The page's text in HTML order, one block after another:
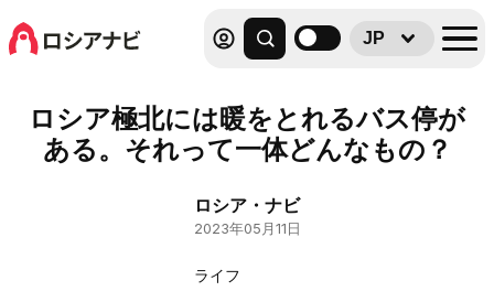
JP
ロシア極北には暖をとれるバス停が
ある。それって一体どんなもの？
ロシア・ナビ
2023年05月11日
ライフ